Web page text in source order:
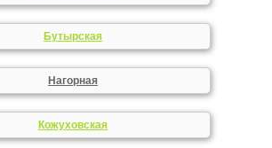
Бутырская
Нагорная
Кожуховская